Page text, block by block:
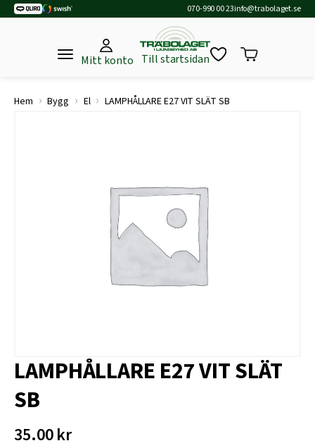
070-990 00 23info@trabolaget.se
Mitt konto Till startsidan
Hem › Bygg › El › LAMPHÅLLARE E27 VIT SLÄT SB
LAMPHÅLLARE E27 VIT SLÄT
SB
35.00kr